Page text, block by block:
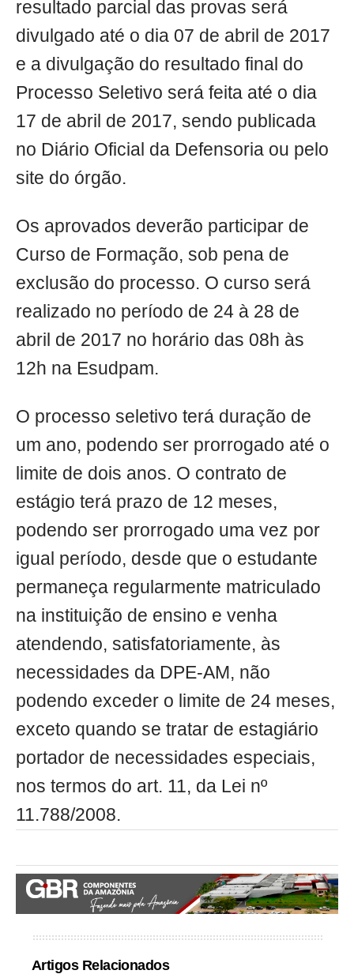
resultado parcial das provas será
divulgado até o dia 07 de abril de 2017
e a divulgação do resultado final do
Processo Seletivo será feita até o dia
17 de abril de 2017, sendo publicada
no Diário Oficial da Defensoria ou pelo
site do órgão.
Os aprovados deverão participar de
Curso de Formação, sob pena de
exclusão do processo. O curso será
realizado no período de 24 à 28 de
abril de 2017 no horário das 08h às
12h na Esudpam.
O processo seletivo terá duração de
um ano, podendo ser prorrogado até o
limite de dois anos. O contrato de
estágio terá prazo de 12 meses,
podendo ser prorrogado uma vez por
igual período, desde que o estudante
permaneça regularmente matriculado
na instituição de ensino e venha
atendendo, satisfatoriamente, às
necessidades da DPE-AM, não
podendo exceder o limite de 24 meses,
exceto quando se tratar de estagiário
portador de necessidades especiais,
nos termos do art. 11, da Lei nº
11.788/2008.
Artigos Relacionados